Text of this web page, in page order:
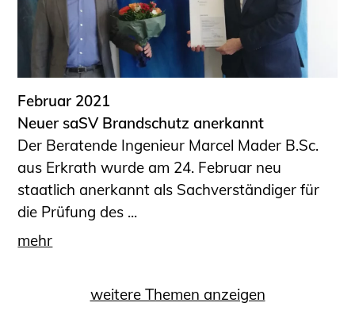
Februar 2021
Neuer saSV Brandschutz anerkannt
Der Beratende Ingenieur Marcel Mader B.Sc.
aus Erkrath wurde am 24. Februar neu
staatlich anerkannt als Sachverständiger für
die Prüfung des ...
mehr
weitere Themen anzeigen